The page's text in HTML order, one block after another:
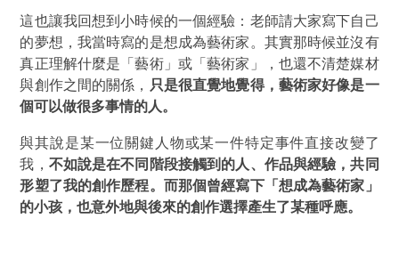
這也讓我回想到小時候的一個經驗：老師請大家寫下自己
的夢想，我當時寫的是想成為藝術家。其實那時候並沒有
真正理解什麼是「藝術」或「藝術家」，也還不清楚媒材
與創作之間的關係， 只是很直覺地覺得，藝術家好像是一
個可以做很多事情的人。
與其說是某一位關鍵人物或某一件特定事件直接改變了
我， 不如說是在不同階段接觸到的人、作品與經驗，共同
形塑了我的創作歷程。而那個曾經寫下「想成為藝術家」
的小孩，也意外地與後來的創作選擇產生了某種呼應。